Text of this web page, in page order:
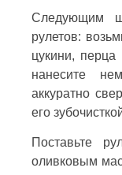
Следующим
рулетов:
цукини,
нанесите
аккуратно
его
Поставьте
оливковым